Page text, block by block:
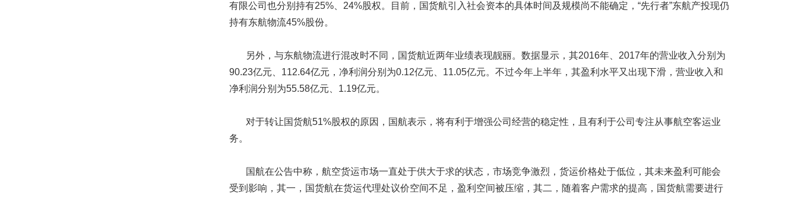
有限公司也分别持有25%、24%股权。目前，国货航引入社会资本的具体时间及规模尚不能确定，“先行者”东航产投现仍
持有东航物流45%股份。
另外，与东航物流进行混改时不同，国货航近两年业绩表现靓丽。数据显示，其2016年、2017年的营业收入分别为
90.23亿元、112.64亿元，净利润分别为0.12亿元、11.05亿元。不过今年上半年，其盈利水平又出现下滑，营业收入和
净利润分别为55.58亿元、1.19亿元。
对于转让国货航51%股权的原因，国航表示，将有利于增强公司经营的稳定性，且有利于公司专注从事航空客运业
务。
国航在公告中称，航空货运市场一直处于供大于求的状态，市场竞争激烈，货运价格处于低位，其未来盈利可能会
受到影响，其一，国货航在货运代理处议价空间不足，盈利空间被压缩，其二，随着客户需求的提高，国货航需要进行